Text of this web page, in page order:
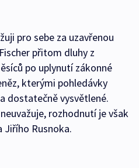
pro sebe za uzavřenou
přitom dluhy z
po uplynutí zákonné
kterými pohledávky
dostatečně vysvětlené.
rozhodnutí je však
Jiřího Rusnoka.